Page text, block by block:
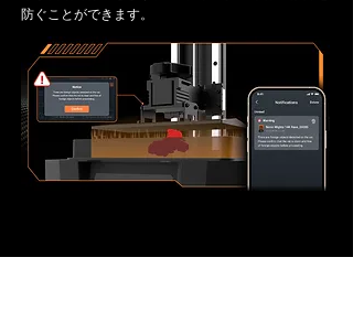
防ぐことができます。